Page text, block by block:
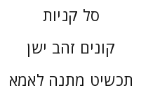
סל קניות
קונים זהב ישן
תכשיט מתנה לאמא